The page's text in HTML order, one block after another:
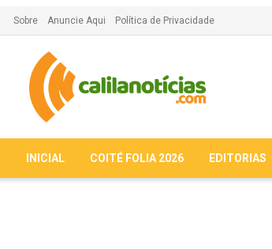
Sobre Anuncie Aqui Política de Privacidade
INICIAL COITÉ FOLIA 2026 EDITORIAS